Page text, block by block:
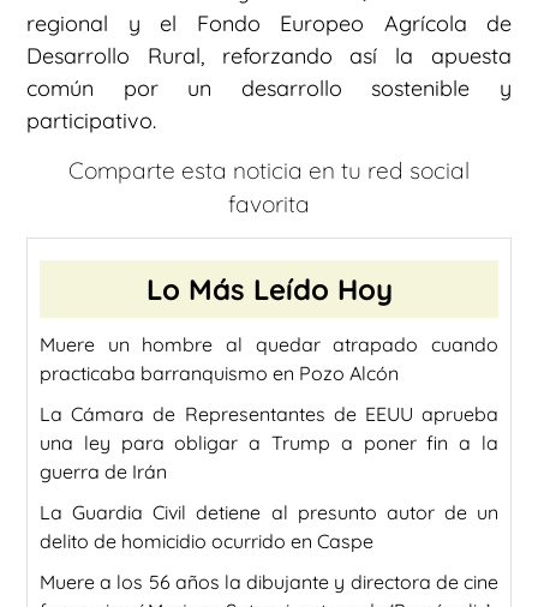
regional y el Fondo Europeo Agrícola de
Desarrollo Rural, reforzando así la apuesta
común por un desarrollo sostenible y
participativo.
Comparte esta noticia en tu red social
favorita
Lo Más Leído Hoy
Muere un hombre al quedar atrapado cuando
practicaba barranquismo en Pozo Alcón
La Cámara de Representantes de EEUU aprueba
una ley para obligar a Trump a poner fin a la
guerra de Irán
La Guardia Civil detiene al presunto autor de un
delito de homicidio ocurrido en Caspe
Muere a los 56 años la dibujante y directora de cine